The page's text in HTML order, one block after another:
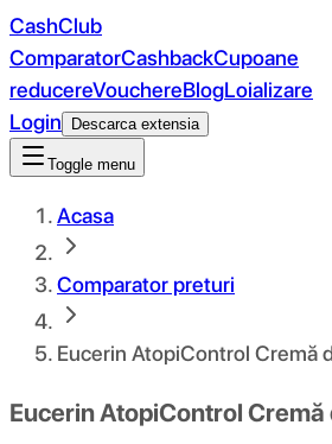
CashClub
ComparatorCashbackCupoane
reducereVouchereBlogLoializare
Login
Descarca extensia
Toggle menu
Acasa
Comparator preturi
Eucerin AtopiControl Cremă
Eucerin AtopiControl Cremă